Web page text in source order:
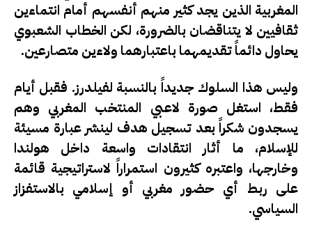
المغربية الذين يجد كثير منهم أنفسهم أمام انتماءين
ثقافيين لا يتناقضان بالضرورة، لكن الخطاب الشعبوي
يحاول دائماً تقديمهما باعتبارهما ولاءين متصارعين.
وليس هذا السلوك جديداً بالنسبة لفيلدرز. فقبل أيام
فقط، استغل صورة لاعبي المنتخب المغربي وهم
يسجدون شكراً بعد تسجيل هدف لينشر عبارة مسيئة
للإسلام، ما أثار انتقادات واسعة داخل هولندا
وخارجها، واعتبره كثيرون استمراراً لاستراتيجية قائمة
على ربط أي حضور مغربي أو إسلامي بالاستفزاز
السياسي.